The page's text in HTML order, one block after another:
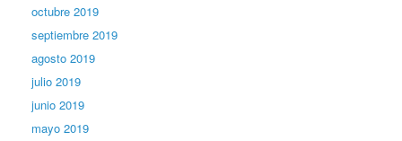
octubre 2019
septiembre 2019
agosto 2019
julio 2019
junio 2019
mayo 2019